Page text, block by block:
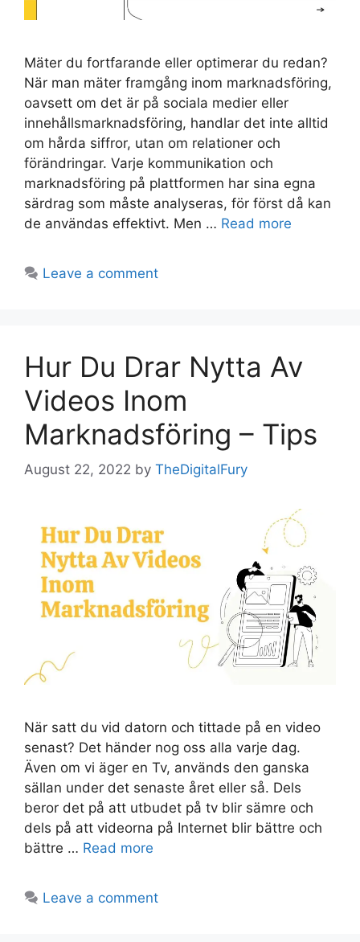
Mäter du fortfarande eller optimerar du redan?
När man mäter framgång inom marknadsföring,
oavsett om det är på sociala medier eller
innehållsmarknadsföring, handlar det inte alltid
om hårda siffror, utan om relationer och
förändringar. Varje kommunikation och
marknadsföring på plattformen har sina egna
särdrag som måste analyseras, för först då kan
de användas effektivt. Men … Read more
Leave a comment
Hur Du Drar Nytta Av
Videos Inom
Marknadsföring – Tips
August 22, 2022 by TheDigitalFury
När satt du vid datorn och tittade på en video
senast? Det händer nog oss alla varje dag.
Även om vi äger en Tv, används den ganska
sällan under det senaste året eller så. Dels
beror det på att utbudet på tv blir sämre och
dels på att videorna på Internet blir bättre och
bättre … Read more
Leave a comment